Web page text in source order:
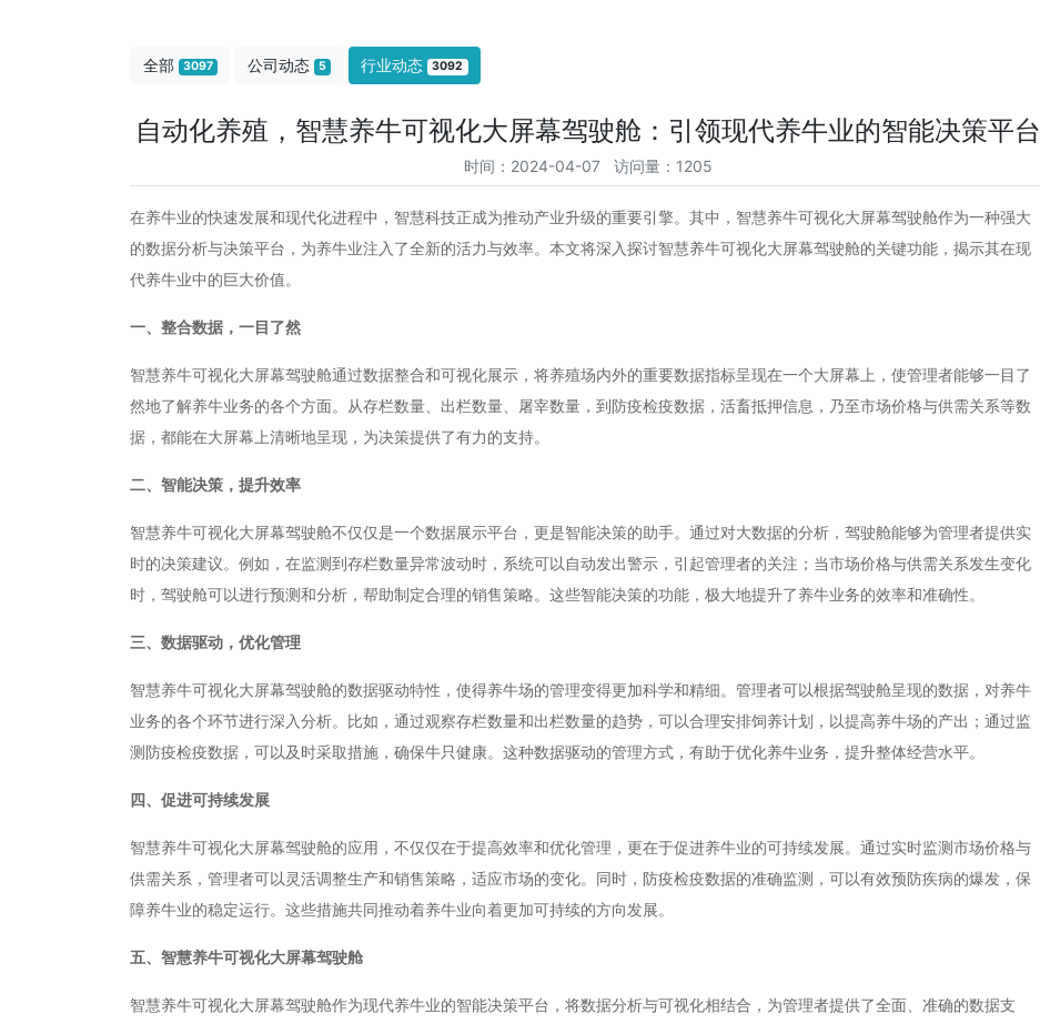
全部 3097 公司动态 5 行业动态 3092
自动化养殖，智慧养牛可视化大屏幕驾驶舱：引领现代养牛业的智能决策平台
时间：2024-04-07 访问量：1205
在养牛业的快速发展和现代化进程中，智慧科技正成为推动产业升级的重要引擎。其中，智慧养牛可视化大屏幕驾驶舱作为一种强大
的数据分析与决策平台，为养牛业注入了全新的活力与效率。本文将深入探讨智慧养牛可视化大屏幕驾驶舱的关键功能，揭示其在现
代养牛业中的巨大价值。
一、整合数据，一目了然
智慧养牛可视化大屏幕驾驶舱通过数据整合和可视化展示，将养殖场内外的重要数据指标呈现在一个大屏幕上，使管理者能够一目了
然地了解养牛业务的各个方面。从存栏数量、出栏数量、屠宰数量，到防疫检疫数据，活畜抵押信息，乃至市场价格与供需关系等数
据，都能在大屏幕上清晰地呈现，为决策提供了有力的支持。
二、智能决策，提升效率
智慧养牛可视化大屏幕驾驶舱不仅仅是一个数据展示平台，更是智能决策的助手。通过对大数据的分析，驾驶舱能够为管理者提供实
时的决策建议。例如，在监测到存栏数量异常波动时，系统可以自动发出警示，引起管理者的关注；当市场价格与供需关系发生变化
时，驾驶舱可以进行预测和分析，帮助制定合理的销售策略。这些智能决策的功能，极大地提升了养牛业务的效率和准确性。
三、数据驱动，优化管理
智慧养牛可视化大屏幕驾驶舱的数据驱动特性，使得养牛场的管理变得更加科学和精细。管理者可以根据驾驶舱呈现的数据，对养牛
业务的各个环节进行深入分析。比如，通过观察存栏数量和出栏数量的趋势，可以合理安排饲养计划，以提高养牛场的产出；通过监
测防疫检疫数据，可以及时采取措施，确保牛只健康。这种数据驱动的管理方式，有助于优化养牛业务，提升整体经营水平。
四、促进可持续发展
智慧养牛可视化大屏幕驾驶舱的应用，不仅仅在于提高效率和优化管理，更在于促进养牛业的可持续发展。通过实时监测市场价格与
供需关系，管理者可以灵活调整生产和销售策略，适应市场的变化。同时，防疫检疫数据的准确监测，可以有效预防疾病的爆发，保
障养牛业的稳定运行。这些措施共同推动着养牛业向着更加可持续的方向发展。
五、智慧养牛可视化大屏幕驾驶舱
智慧养牛可视化大屏幕驾驶舱作为现代养牛业的智能决策平台，将数据分析与可视化相结合，为管理者提供了全面、准确的数据支